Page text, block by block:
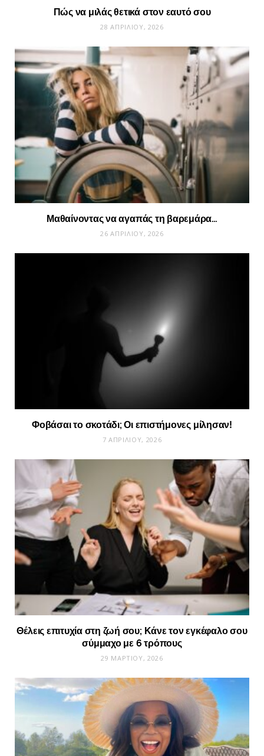
Πώς να μιλάς θετικά στον εαυτό σου
28 ΑΠΡΙΛΊΟΥ, 2026
Μαθαίνοντας να αγαπάς τη βαρεμάρα…
26 ΑΠΡΙΛΊΟΥ, 2026
Φοβάσαι το σκοτάδι; Οι επιστήμονες μίλησαν!
7 ΑΠΡΙΛΊΟΥ, 2026
Θέλεις επιτυχία στη ζωή σου; Κάνε τον εγκέφαλο σου
σύμμαχο με 6 τρόπους
29 ΜΑΡΤΊΟΥ, 2026